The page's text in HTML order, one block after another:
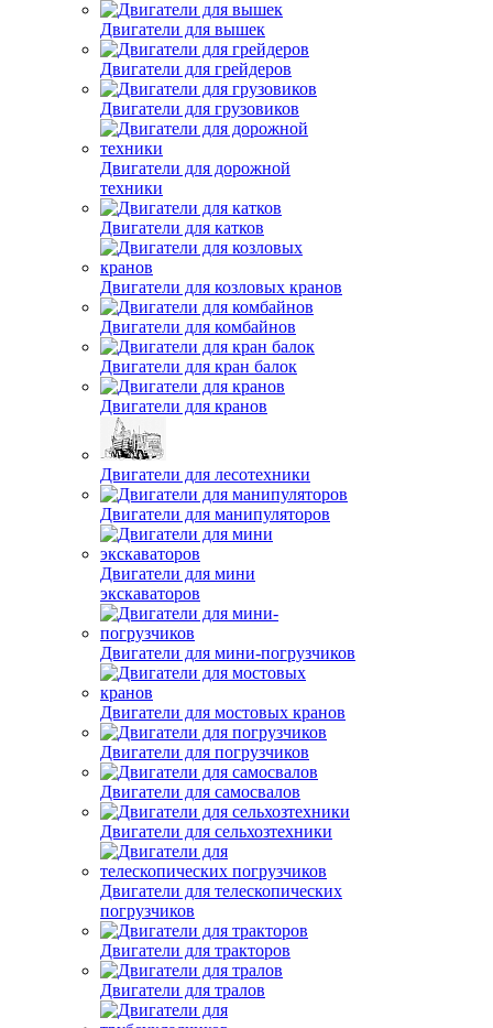
Двигатели для вышек
Двигатели для грейдеров
Двигатели для грузовиков
Двигатели для дорожной
техники
Двигатели для катков
Двигатели для козловых кранов
Двигатели для комбайнов
Двигатели для кран балок
Двигатели для кранов
Двигатели для лесотехники
Двигатели для манипуляторов
Двигатели для мини
экскаваторов
Двигатели для мини-погрузчиков
Двигатели для мостовых кранов
Двигатели для погрузчиков
Двигатели для самосвалов
Двигатели для сельхозтехники
Двигатели для телескопических
погрузчиков
Двигатели для тракторов
Двигатели для тралов